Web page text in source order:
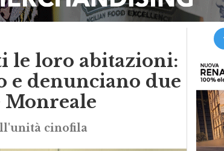
le loro abitazioni:
e denunciano due
Monreale
cinofila